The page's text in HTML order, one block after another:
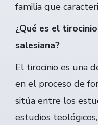
familia que
¿Qué es el
salesiana?
El tirocinio es una
en el proceso de
sitúa entre los
estudios